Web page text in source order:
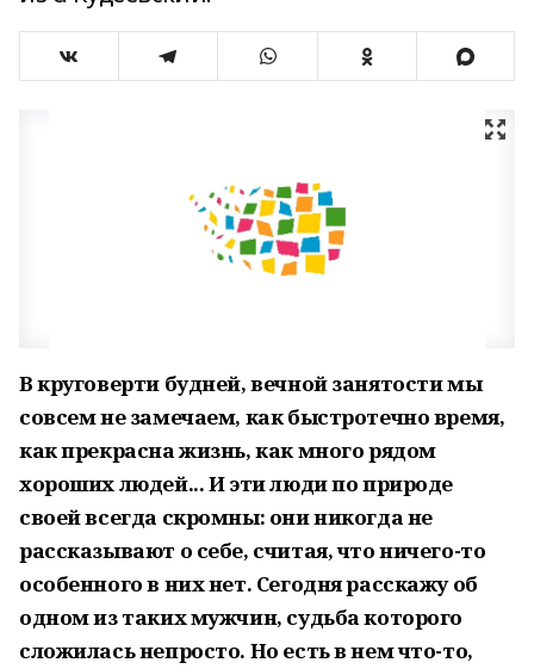
В круговерти будней, вечной занятости мы
совсем не замечаем, как быстротечно время,
как прекрасна жизнь, как много рядом
хороших людей... И эти люди по природе
своей всегда скромны: они никогда не
рассказывают о себе, считая, что ничего-то
особенного в них нет. Сегодня расскажу об
одном из таких мужчин, судьба которого
сложилась непросто. Но есть в нем что-то,